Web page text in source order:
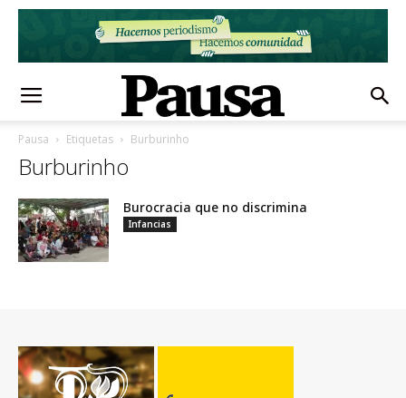
Pausa Etiquetas Burburinho
Burburinho
Burocracia que no discrimina
Infancias